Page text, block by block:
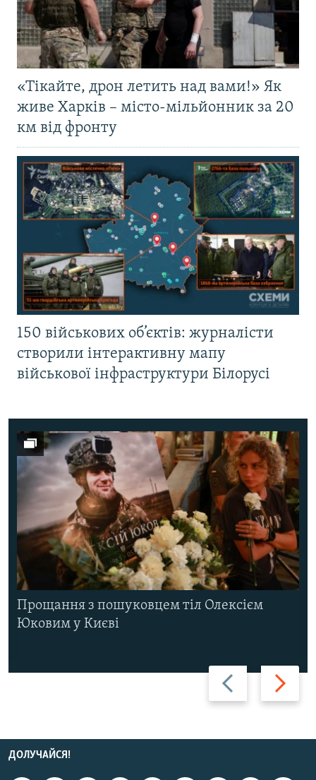
«Тікайте, дрон летить над вами!» Як
живе Харків – місто-мільйонник за 20
км від фронту
150 військових об’єктів: журналісти
створили інтерактивну мапу
військової інфраструктури Білорусі
Назад Вперед
Прощання з пошуковцем тіл Олексієм
Юковим у Києві
ДОЛУЧАЙСЯ!